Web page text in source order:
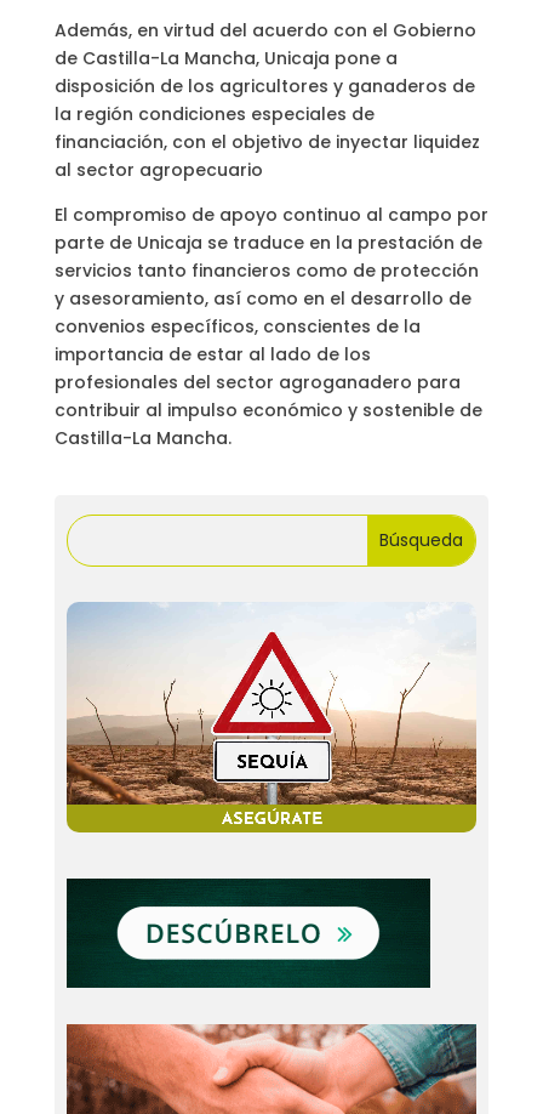
Además, en virtud del acuerdo con el Gobierno
de Castilla-La Mancha, Unicaja pone a
disposición de los agricultores y ganaderos de
la región condiciones especiales de
financiación, con el objetivo de inyectar liquidez
al sector agropecuario
El compromiso de apoyo continuo al campo por
parte de Unicaja se traduce en la prestación de
servicios tanto financieros como de protección
y asesoramiento, así como en el desarrollo de
convenios específicos, conscientes de la
importancia de estar al lado de los
profesionales del sector agroganadero para
contribuir al impulso económico y sostenible de
Castilla-La Mancha.